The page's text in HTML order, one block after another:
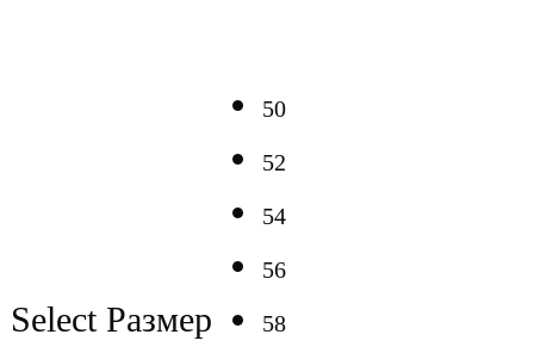
Select Размер
50
52
54
56
58